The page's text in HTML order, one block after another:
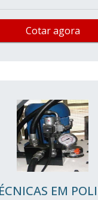
Cotar agora
EM